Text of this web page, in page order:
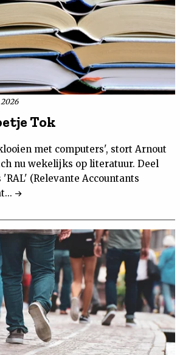
Tok
met computers', stort Arnout
nu wekelijks op literatuur. Deel
(Relevante Accountants